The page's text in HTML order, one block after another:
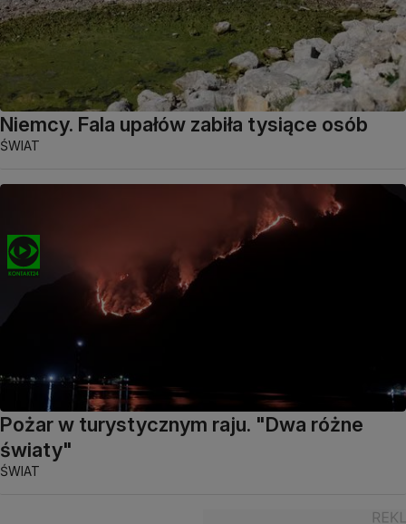
Niemcy. Fala upałów zabiła tysiące osób
ŚWIAT
Pożar w turystycznym raju. "Dwa różne
światy"
ŚWIAT